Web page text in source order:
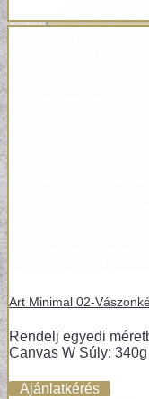
Art Minimal 02-
Rendelj egyedi
Canvas W Súly:
Ajánlatkérés